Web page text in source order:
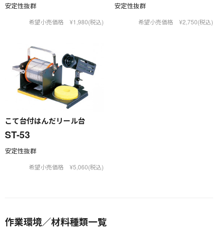
安定性抜群
希望小売価格 ¥1,980(税込)
安定性抜群
希望小売価格 ¥2,750(税込)
こて台付はんだリール台
ST-53
安定性抜群
希望小売価格 ¥5,060(税込)
作業環境／材料種類一覧